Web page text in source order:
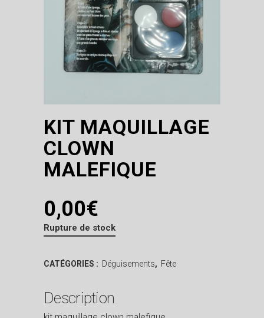
KIT MAQUILLAGE
CLOWN
MALEFIQUE
0,00€
Rupture de stock
CATÉGORIES : Déguisements, Fête
Description